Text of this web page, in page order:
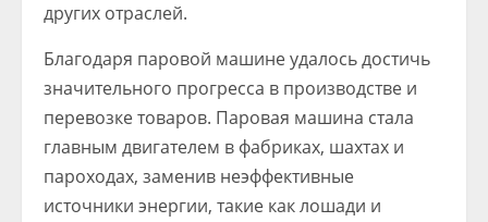
других отраслей.
Благодаря паровой машине удалось достичь
значительного прогресса в производстве и
перевозке товаров. Паровая машина стала
главным двигателем в фабриках, шахтах и
пароходах, заменив неэффективные
источники энергии, такие как лошади и